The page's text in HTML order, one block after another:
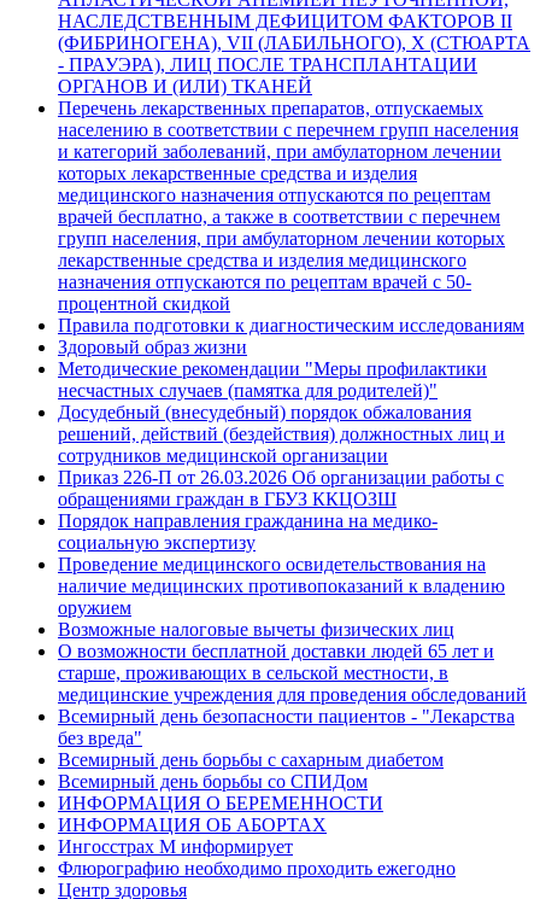
НАСЛЕДСТВЕННЫМ ДЕФИЦИТОМ ФАКТОРОВ II
(ФИБРИНОГЕНА), VII (ЛАБИЛЬНОГО), X (СТЮАРТА
- ПРАУЭРА), ЛИЦ ПОСЛЕ ТРАНСПЛАНТАЦИИ
ОРГАНОВ И (ИЛИ) ТКАНЕЙ
Перечень лекарственных препаратов, отпускаемых
населению в соответствии с перечнем групп населения
и категорий заболеваний, при амбулаторном лечении
которых лекарственные средства и изделия
медицинского назначения отпускаются по рецептам
врачей бесплатно, а также в соответствии с перечнем
групп населения, при амбулаторном лечении которых
лекарственные средства и изделия медицинского
назначения отпускаются по рецептам врачей с 50-
процентной скидкой
Правила подготовки к диагностическим исследованиям
Здоровый образ жизни
Методические рекомендации "Меры профилактики
несчастных случаев (памятка для родителей)"
Досудебный (внесудебный) порядок обжалования
решений, действий (бездействия) должностных лиц и
сотрудников медицинской организации
Приказ 226-П от 26.03.2026 Об организации работы с
обращениями граждан в ГБУЗ ККЦОЗШ
Порядок направления гражданина на медико-
социальную экспертизу
Проведение медицинского освидетельствования на
наличие медицинских противопоказаний к владению
оружием
Возможные налоговые вычеты физических лиц
О возможности бесплатной доставки людей 65 лет и
старше, проживающих в сельской местности, в
медицинские учреждения для проведения обследований
Всемирный день безопасности пациентов - "Лекарства
без вреда"
Всемирный день борьбы с сахарным диабетом
Всемирный день борьбы со СПИДом
ИНФОРМАЦИЯ О БЕРЕМЕННОСТИ
ИНФОРМАЦИЯ ОБ АБОРТАХ
Ингосстрах М информирует
Флюрографию необходимо проходить ежегодно
Центр здоровья